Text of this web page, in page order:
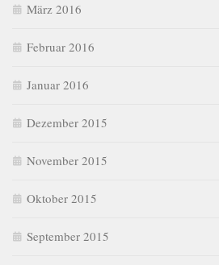
März 2016
Februar 2016
Januar 2016
Dezember 2015
November 2015
Oktober 2015
September 2015